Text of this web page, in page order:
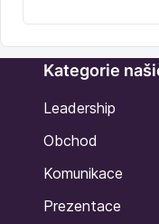
Kategorie
Leadership
Obchod
Komunikace
Prezentace